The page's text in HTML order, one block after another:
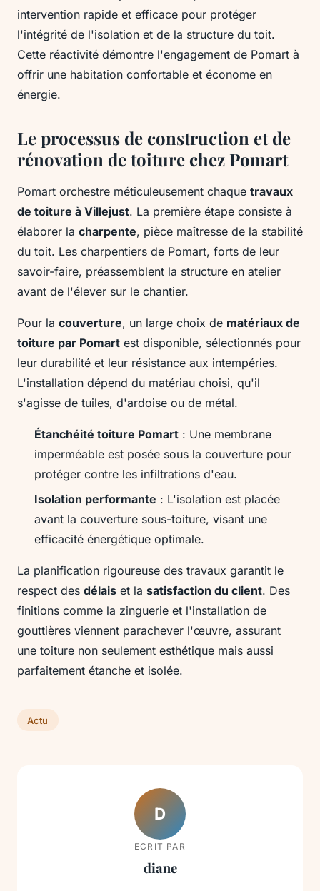
intervention rapide et efficace pour protéger
l'intégrité de l'isolation et de la structure du toit.
Cette réactivité démontre l'engagement de Pomart à
offrir une habitation confortable et économe en
énergie.
Le processus de construction et de
rénovation de toiture chez Pomart
Pomart orchestre méticuleusement chaque travaux
de toiture à Villejust. La première étape consiste à
élaborer la charpente, pièce maîtresse de la stabilité
du toit. Les charpentiers de Pomart, forts de leur
savoir-faire, préassemblent la structure en atelier
avant de l'élever sur le chantier.
Pour la couverture, un large choix de matériaux de
toiture par Pomart est disponible, sélectionnés pour
leur durabilité et leur résistance aux intempéries.
L'installation dépend du matériau choisi, qu'il
s'agisse de tuiles, d'ardoise ou de métal.
Étanchéité toiture Pomart : Une membrane
imperméable est posée sous la couverture pour
protéger contre les infiltrations d'eau.
Isolation performante : L'isolation est placée
avant la couverture sous-toiture, visant une
efficacité énergétique optimale.
La planification rigoureuse des travaux garantit le
respect des délais et la satisfaction du client. Des
finitions comme la zinguerie et l'installation de
gouttières viennent parachever l'œuvre, assurant
une toiture non seulement esthétique mais aussi
parfaitement étanche et isolée.
Actu
D
ECRIT PAR
diane